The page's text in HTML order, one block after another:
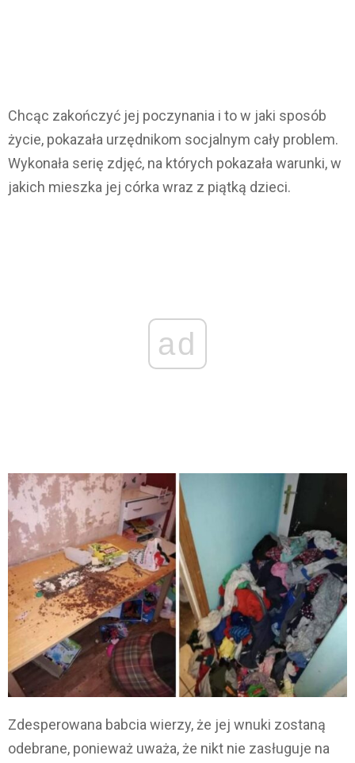
Chcąc zakończyć jej poczynania i to w jaki sposób
życie, pokazała urzędnikom socjalnym cały problem.
Wykonała serię zdjęć, na których pokazała warunki, w
jakich mieszka jej córka wraz z piątką dzieci.
ad
Zdesperowana babcia wierzy, że jej wnuki zostaną
odebrane, ponieważ uważa, że nikt nie zasługuje na